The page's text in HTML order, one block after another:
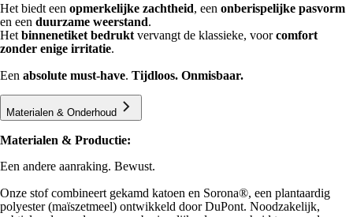
Het biedt een opmerkelijke zachtheid, een onberispelijke pasvorm
en een duurzame weerstand.
Het binnenetiket bedrukt vervangt de klassieke, voorcomfort
zonder enige irritatie.
Een absolute must-have. Tijdloos. Onmisbaar.
Materialen & Onderhoud
Materialen & Productie:
Een andere aanraking. Bewust.
Onze stof combineert gekamd katoen en Sorona®️, een plantaardig
polyester (maïszetmeel) ontwikkeld door DuPont. Noodzakelijk,